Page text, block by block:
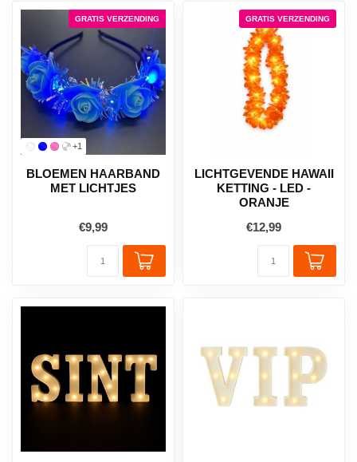
GRATIS VERZENDING
+1
BLOEMEN HAARBAND
MET LICHTJES
€9,99
GRATIS VERZENDING
LICHTGEVENDE HAWAII
KETTING - LED -
ORANJE
€12,99